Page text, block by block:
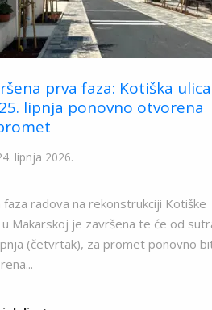
prva faza: Kotiška ulica
lipnja ponovno otvorena
lipnja 2026.
faza radova na rekonstrukciji Kotiške
u Makarskoj je završena te će od
(četvrtak), za promet ponovno